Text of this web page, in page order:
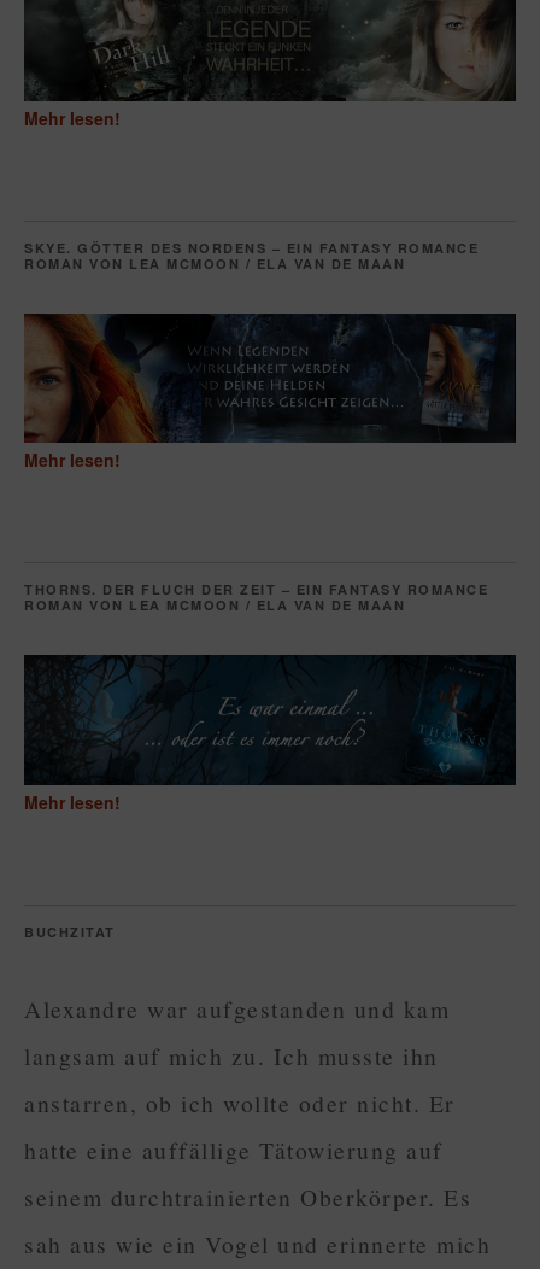
Mehr lesen!
SKYE. GÖTTER DES NORDENS – EIN FANTASY ROMANCE
ROMAN VON LEA MCMOON / ELA VAN DE MAAN
Mehr lesen!
THORNS. DER FLUCH DER ZEIT – EIN FANTASY ROMANCE
ROMAN VON LEA MCMOON / ELA VAN DE MAAN
Mehr lesen!
BUCHZITAT
Alexandre war aufgestanden und kam
langsam auf mich zu. Ich musste ihn
anstarren, ob ich wollte oder nicht. Er
hatte eine auffällige Tätowierung auf
seinem durchtrainierten Oberkörper. Es
sah aus wie ein Vogel und erinnerte mich